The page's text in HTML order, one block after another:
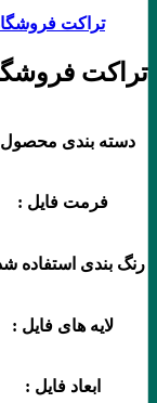
تراکت
تراکت
دسته بندی محصول :
فرمت فایل :
رنگ بندی استفاده
لایه های فایل :
ابعاد فایل :